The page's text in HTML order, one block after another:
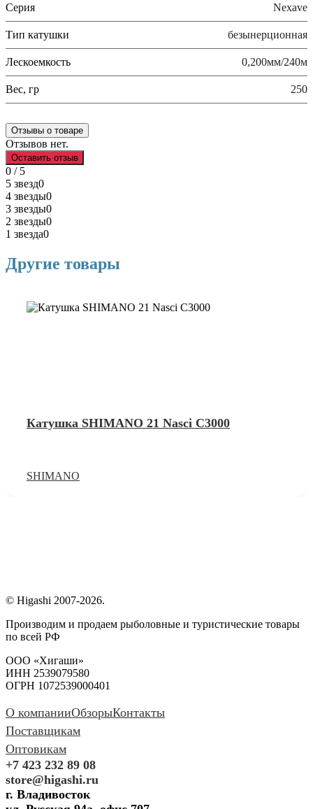
Серия Nexave
Тип катушки безынерционная
Лескоемкость 0,200мм/240м
Вес, гр 250
Отзывы о товаре
Отзывов нет.
Оставить отзыв
0 / 5
5 звезд0
4 звезды0
3 звезды0
2 звезды0
1 звезда0
Другие товары
Катушка SHIMANO 21 Nasci C3000
SHIMANO
© Higashi 2007-2026.
Производим и продаем рыболовные и туристические товары
по всей РФ
ООО «Хигаши»
ИНН 2539079580
ОГРН 1072539000401
О компанииОбзорыКонтакты
Поставщикам
Оптовикам
+7 423 232 89 08
store@higashi.ru
г. Владивосток